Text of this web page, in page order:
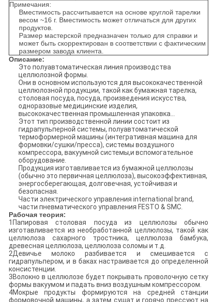
Примечания:
Вместимость рассчитывается на основе круглой тарелки
весом ~16 г. Вместимость может отличаться для других
продуктов.
Размер мастерской предназначен только для справки и
может быть скорректирован в соответствии с фактическим
размером завода клиента.
Описание:
Это полуавтоматическая линия производства
целлюлозной формы.
Они в основном используются для высококачественной
целлюлозной продукции, такой как бумажная тарелка,
столовая посуда, посуда, произведения искусства,
одноразовые медицинские изделия,
высококачественная промышленная упаковка...
Этот тип производственной линии состоит из
гидрапульперной системы, полуавтоматической
термоформерной машины (интегративная машина для
формовки/сушки/пресса), системы воздушного
компрессора, вакуумной системы,и вспомогательное
оборудование.
Продукция изготавливается из бумажной целлюлозы
(обычно это первичная целлюлоза), высокоэффективная,
энергосберегающая, долговечная, устойчивая и
безопасная.
Части электрического управления international brand,
части пневматического управления FESTO & SMC.
Рабочая теория:
1Папировая столовая посуда из целлюлозы обычно
изготавливается из необработанной целлюлозы, такой как
целлюлоза сахарного тростника, целлюлоза бамбука,
древесная целлюлоза, целлюлоза соломы и т.д.
2Девичье молоко разбивается и смешивается с
гидрапульпером, и в баках настраивается до определенной
консистенции.
3Волокно в целлюлозе будет покрывать проволочную сетку
формы вакуумом и падать вниз воздушным компрессором.
4Мокрые продукты формируются на средней станции
формовочной машины, а затем сушат и горячо прессуют на